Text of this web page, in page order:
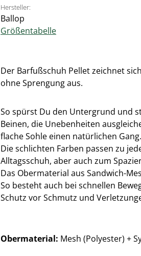
Hersteller:
Ballop
Größentabelle
Der Barfußschuh Pellet zeichnet
ohne Sprengung aus.
So spürst Du den Untergrund und
Beinen, die Unebenheiten
flache Sohle einen natürlichen Gang.
Die schlichten Farben passen zu
Alltagsschuh, aber auch zum
Das Obermaterial aus Sandwich-
So besteht auch bei schnellen
Schutz vor Schmutz und
Obermaterial: Mesh (Polyester) +